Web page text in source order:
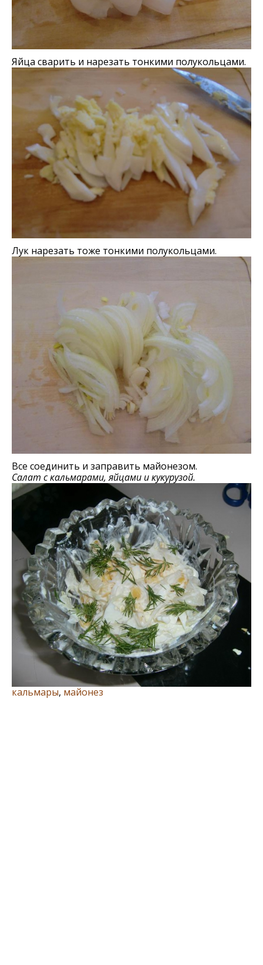
Яйца сварить и нарезать тонкими полукольцами.
Лук нарезать тоже тонкими полукольцами.
Все соединить и заправить майонезом.
Салат с кальмарами, яйцами и кукурузой.
кальмары, майонез